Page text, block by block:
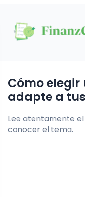
Cómo elegir una carrera que se
adapte a
Lee atentamente
conocer el tema.